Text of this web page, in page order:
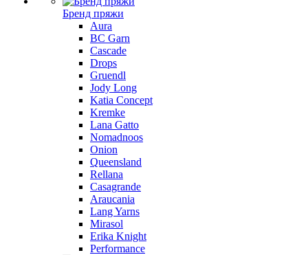
Бренд пряжи
Aura
BC Garn
Cascade
Drops
Gruendl
Jody Long
Katia Concept
Kremke
Lana Gatto
Nomadnoos
Onion
Queensland
Rellana
Casagrande
Araucania
Lang Yarns
Mirasol
Erika Knight
Performance